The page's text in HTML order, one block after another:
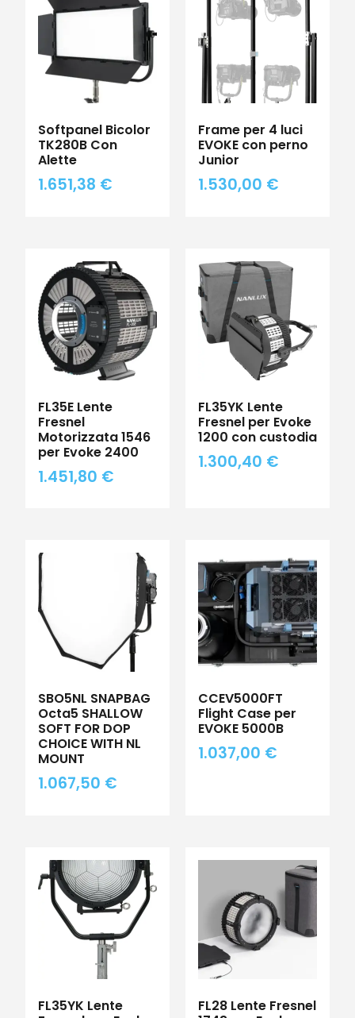
Softpanel Bicolor
TK280B Con
Alette
1.651,38 €
Frame per 4 luci
EVOKE con perno
Junior
1.530,00 €
FL35E Lente
Fresnel
Motorizzata 1546
per Evoke 2400
1.451,80 €
FL35YK Lente
Fresnel per Evoke
1200 con custodia
1.300,40 €
SBO5NL SNAPBAG
Octa5 SHALLOW
SOFT FOR DOP
CHOICE WITH NL
MOUNT
1.067,50 €
CCEV5000FT
Flight Case per
EVOKE 5000B
1.037,00 €
FL35YK Lente
FL28 Lente Fresnel